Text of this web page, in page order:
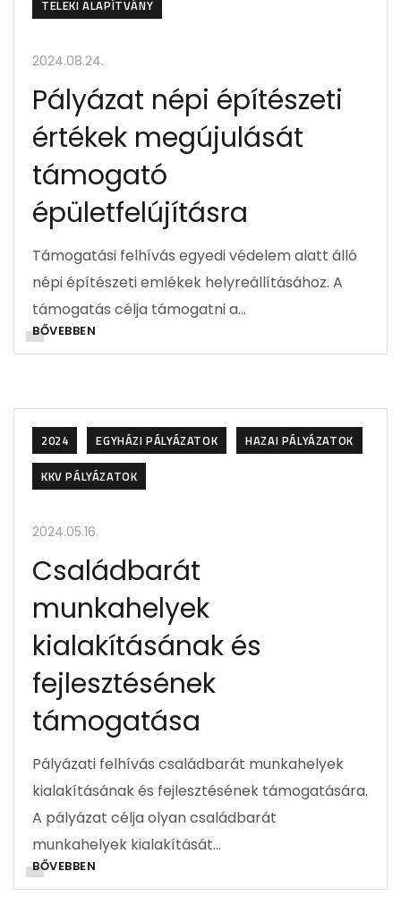
TELEKI ALAPÍTVÁNY
2024.08.24.
Pályázat népi építészeti
értékek megújulását
támogató
épületfelújításra
Támogatási felhívás egyedi védelem alatt álló
népi építészeti emlékek helyreállításához. A
támogatás célja támogatni a…
BŐVEBBEN
2024 EGYHÁZI PÁLYÁZATOK
HAZAI PÁLYÁZATOK
KKV PÁLYÁZATOK
2024.05.16.
Családbarát
munkahelyek
kialakításának és
fejlesztésének
támogatása
Pályázati felhívás családbarát munkahelyek
kialakításának és fejlesztésének támogatására.
A pályázat célja olyan családbarát
munkahelyek kialakítását…
BŐVEBBEN